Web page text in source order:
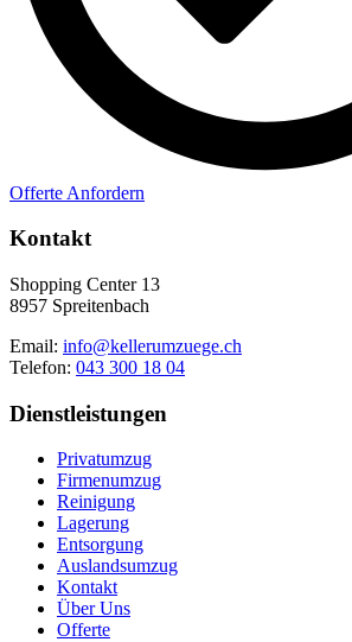
Offerte Anfordern
Kontakt
Shopping Center 13
8957 Spreitenbach
Email: info@kellerumzuege.ch
Telefon: 043 300 18 04
Dienstleistungen
Privatumzug
Firmenumzug
Reinigung
Lagerung
Entsorgung
Auslandsumzug
Kontakt
Über Uns
Offerte